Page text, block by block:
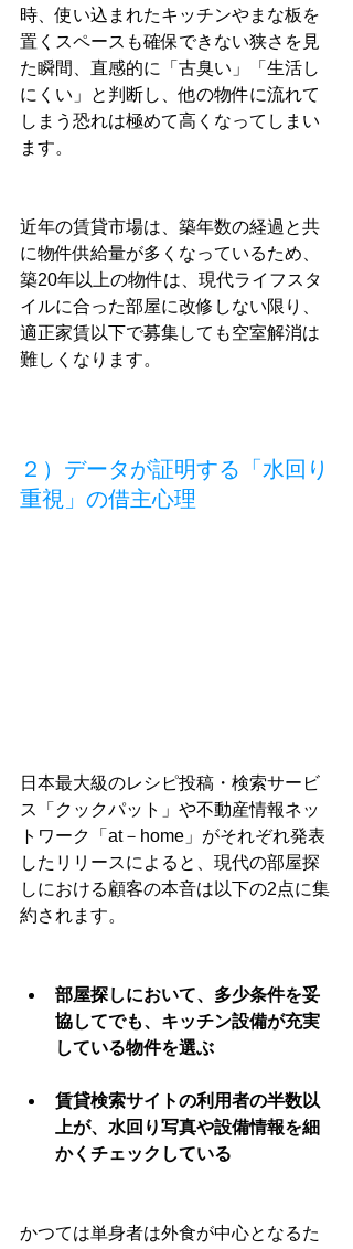
時、使い込まれたキッチンやまな板を
置くスペースも確保できない狭さを見
た瞬間、直感的に「古臭い」「生活し
にくい」と判断し、他の物件に流れて
しまう恐れは極めて高くなってしまい
ます。
近年の賃貸市場は、築年数の経過と共
に物件供給量が多くなっているため、
築20年以上の物件は、現代ライフスタ
イルに合った部屋に改修しない限り、
適正家賃以下で募集しても空室解消は
難しくなります。
２）データが証明する「水回り
重視」の借主心理
日本最大級のレシピ投稿・検索サービ
ス「クックパット」や不動産情報ネッ
トワーク「at－home」がそれぞれ発表
したリリースによると、現代の部屋探
しにおける顧客の本音は以下の2点に集
約されます。
部屋探しにおいて、多少条件を妥
協してでも、キッチン設備が充実
している物件を選ぶ
賃貸検索サイトの利用者の半数以
上が、水回り写真や設備情報を細
かくチェックしている
かつては単身者は外食が中心となるた